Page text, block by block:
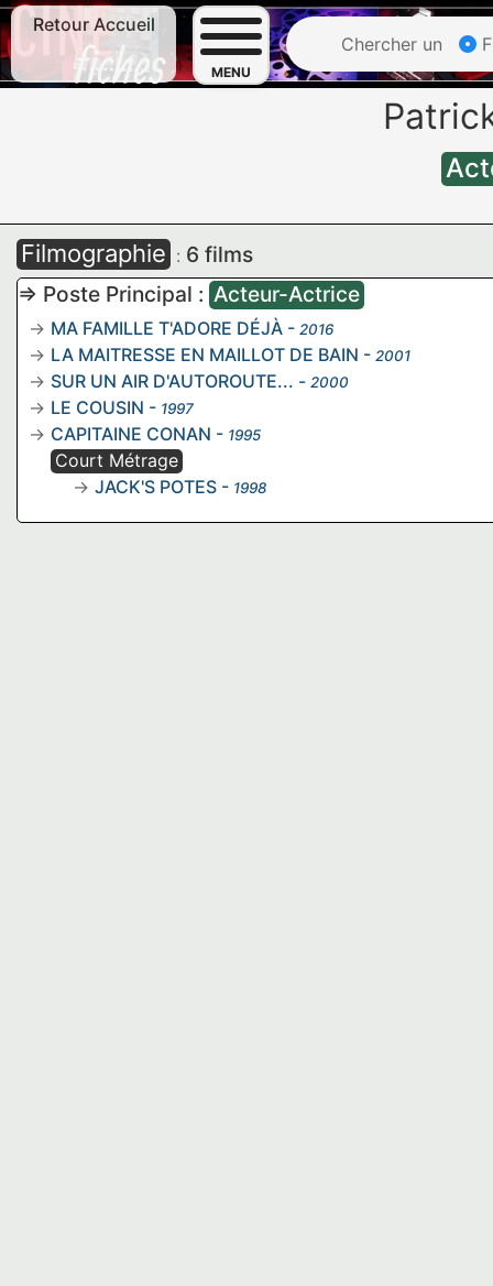
Retour Accueil
MENU
Chercher un
Filmographie : 6 films
=> Poste Principal : Acteur-Actrice
MA FAMILLE T'ADORE DÉJÀ - 2016
LA MAITRESSE EN MAILLOT DE BAIN - 2001
SUR UN AIR D'AUTOROUTE... - 2000
LE COUSIN - 1997
CAPITAINE CONAN - 1995
Court Métrage
JACK'S POTES - 1998